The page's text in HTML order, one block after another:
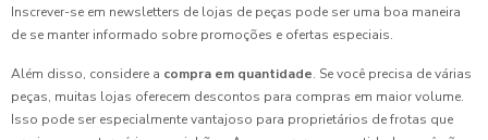
Inscrever-se em newsletters de lojas de peças pode ser uma boa maneira
de se manter informado sobre promoções e ofertas especiais.
Além disso, considere a compra em quantidade. Se você precisa de várias
peças, muitas lojas oferecem descontos para compras em maior volume.
Isso pode ser especialmente vantajoso para proprietários de frotas que